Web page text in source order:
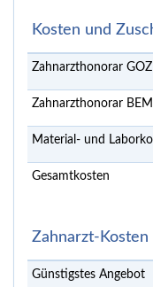
Kosten und
Zahnarzthonorar GOZ
Zahnarzthonorar
Material- und
Gesamtkosten
Zahnarzt-Kosten
Günstigstes Angebot